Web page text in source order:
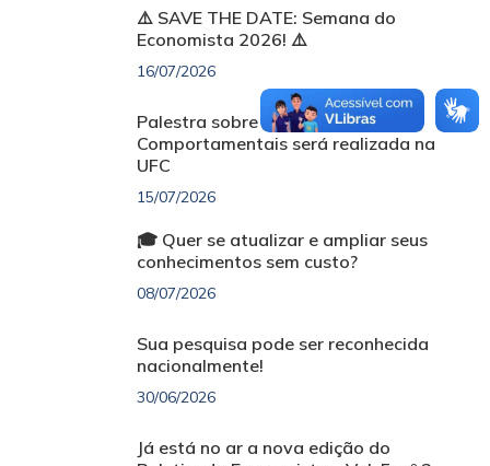
⚠️ SAVE THE DATE: Semana do
Economista 2026! ⚠️
16/07/2026
Palestra sobre Finanças
Comportamentais será realizada na
UFC
15/07/2026
🎓 Quer se atualizar e ampliar seus
conhecimentos sem custo?
08/07/2026
Sua pesquisa pode ser reconhecida
nacionalmente!
30/06/2026
Já está no ar a nova edição do